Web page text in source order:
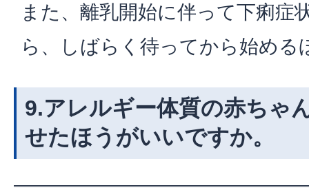
また、離乳開始に伴って下痢症
ら、しばらく待ってから始める
9.アレルギー体質の赤ちゃ
せたほうがいいですか。